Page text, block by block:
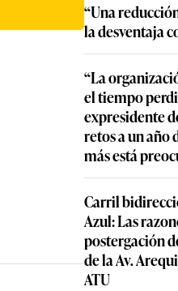
“Una
la desventaja
“La
el tiempo
expresidente
retos a un año
más está
Carril
Azul: Las
postergación
de la Av.
ATU